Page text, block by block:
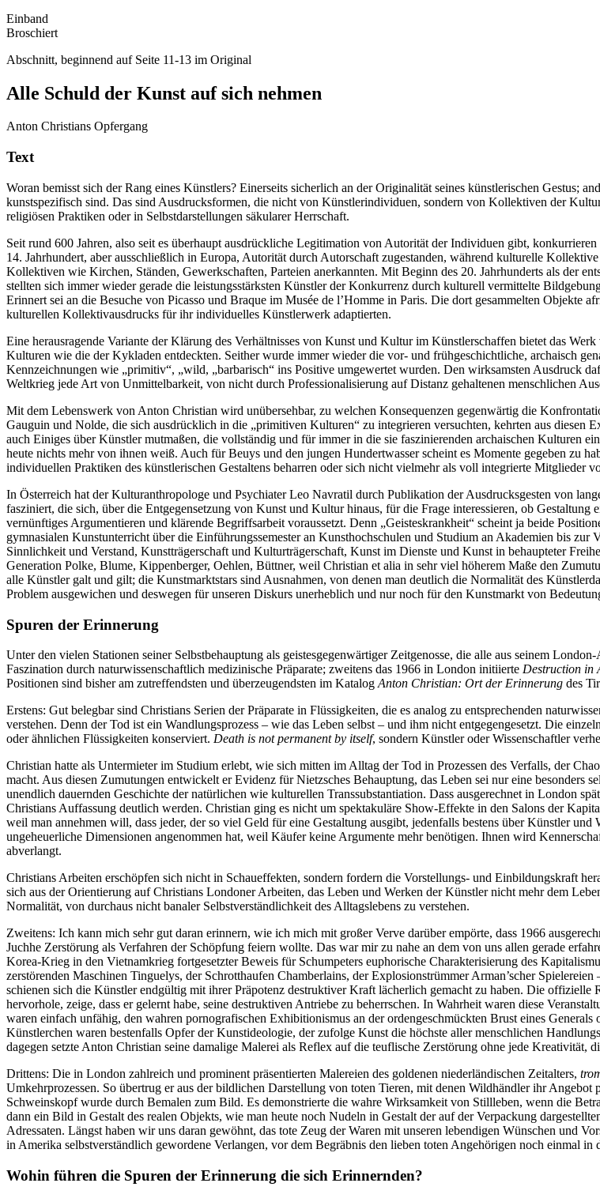
Einband
Broschiert
Abschnitt, beginnend auf Seite 11-13 im Original
Alle Schuld der Kunst auf sich nehmen
Anton Christians Opfergang
Text
Woran bemisst sich der Rang eines Künstlers? Einerseits sicherlich an der Originalität seines künstlerischen Gestus;
kunstspezifisch sind. Das sind Ausdrucksformen, die nicht von Künstlerindividuen, sondern von Kollektiven der
religiösen Praktiken oder in Selbstdarstellungen säkularer Herrschaft.
Seit rund 600 Jahren, also seit es überhaupt ausdrückliche Legitimation von Autorität der Individuen gibt,
14. Jahrhundert, aber ausschließlich in Europa, Autorität durch Autorschaft zugestanden, während kulturelle
Kollektiven wie Kirchen, Ständen, Gewerkschaften, Parteien anerkannten. Mit Beginn des 20. Jahrhunderts als der
stellten sich immer wieder gerade die leistungsstärksten Künstler der Konkurrenz durch kulturell vermittelte
Erinnert sei an die Besuche von Picasso und Braque im Musée de l’Homme in Paris. Die dort gesammelten Objekte
kulturellen Kollektivausdrucks für ihr individuelles Künstlerwerk adaptierten.
Eine herausragende Variante der Klärung des Verhältnisses von Kunst und Kultur im Künstlerschaffen bietet das
Kulturen wie die der Kykladen entdeckten. Seither wurde immer wieder die vor- und frühgeschichtliche, archaisch
Kennzeichnungen wie „primitiv“, „wild, „barbarisch“ ins Positive umgewertet wurden. Den wirksamsten Ausdruck
Weltkrieg jede Art von Unmittelbarkeit, von nicht durch Professionalisierung auf Distanz gehaltenen menschlichen
Mit dem Lebenswerk von Anton Christian wird unübersehbar, zu welchen Konsequenzen gegenwärtig die
Gauguin und Nolde, die sich ausdrücklich in die „primitiven Kulturen“ zu integrieren versuchten, kehrten aus
auch Einiges über Künstler mutmaßen, die vollständig und für immer in die sie faszinierenden archaischen Kulturen
heute nichts mehr von ihnen weiß. Auch für Beuys und den jungen Hundertwasser scheint es Momente gegeben zu
individuellen Praktiken des künstlerischen Gestaltens beharren oder sich nicht vielmehr als voll integrierte Mitglieder
In Österreich hat der Kulturanthropologe und Psychiater Leo Navratil durch Publikation der Ausdrucksgesten von
fasziniert, die sich, über die Entgegensetzung von Kunst und Kultur hinaus, für die Frage interessieren, ob
vernünftiges Argumentieren und klärende Begriffsarbeit voraussetzt. Denn „Geisteskrankheit“ scheint ja beide
gymnasialen Kunstunterricht über die Einführungssemester an Kunsthochschulen und Studium an Akademien bis
Sinnlichkeit und Verstand, Kunstträgerschaft und Kulturträgerschaft, Kunst im Dienste und Kunst in behaupteter
Generation Polke, Blume, Kippenberger, Oehlen, Büttner, weil Christian et alia in sehr viel höherem Maße den
alle Künstler galt und gilt; die Kunstmarktstars sind Ausnahmen, von denen man deutlich die Normalität des
Problem ausgewichen und deswegen für unseren Diskurs unerheblich und nur noch für den Kunstmarkt von
Spuren der Erinnerung
Unter den vielen Stationen seiner Selbstbehauptung als geistesgegenwärtiger Zeitgenosse, die alle aus seinem
Faszination durch naturwissenschaftlich medizinische Präparate; zweitens das 1966 in London initiierte Destruction in
Positionen sind bisher am zutreffendsten und überzeugendsten im Katalog Anton Christian: Ort der Erinnerung des
Erstens: Gut belegbar sind Christians Serien der Präparate in Flüssigkeiten, die es analog zu entsprechenden
verstehen. Denn der Tod ist ein Wandlungsprozess – wie das Leben selbst – und ihm nicht entgegengesetzt. Die
oder ähnlichen Flüssigkeiten konserviert. Death is not permanent by itself, sondern Künstler oder Wissenschaftler
Christian hatte als Untermieter im Studium erlebt, wie sich mitten im Alltag der Tod in Prozessen des Verfalls, der
macht. Aus diesen Zumutungen entwickelt er Evidenz für Nietzsches Behauptung, das Leben sei nur eine besonders
unendlich dauernden Geschichte der natürlichen wie kulturellen Transsubstantiation. Dass ausgerechnet in London
Christians Auffassung deutlich werden. Christian ging es nicht um spektakuläre Show-Effekte in den Salons der
weil man annehmen will, dass jeder, der so viel Geld für eine Gestaltung ausgibt, jedenfalls bestens über Künstler und
ungeheuerliche Dimensionen angenommen hat, weil Käufer keine Argumente mehr benötigen. Ihnen wird
abverlangt.
Christians Arbeiten erschöpfen sich nicht in Schaueffekten, sondern fordern die Vorstellungs- und Einbildungskraft
sich aus der Orientierung auf Christians Londoner Arbeiten, das Leben und Werken der Künstler nicht mehr dem
Normalität, von durchaus nicht banaler Selbstverständlichkeit des Alltagslebens zu verstehen.
Zweitens: Ich kann mich sehr gut daran erinnern, wie ich mich mit großer Verve darüber empörte, dass 1966
Juchhe Zerstörung als Verfahren der Schöpfung feiern wollte. Das war mir zu nahe an dem von uns allen gerade
Korea-Krieg in den Vietnamkrieg fortgesetzter Beweis für Schumpeters euphorische Charakterisierung des
zerstörenden Maschinen Tinguelys, der Schrotthaufen Chamberlains, der Explosionstrümmer Arman’scher
schienen sich die Künstler endgültig mit ihrer Präpotenz destruktiver Kraft lächerlich gemacht zu haben. Die
hervorhole, zeige, dass er gelernt habe, seine destruktiven Antriebe zu beherrschen. In Wahrheit waren diese
waren einfach unfähig, den wahren pornografischen Exhibitionismus an der ordengeschmückten Brust eines
Künstlerchen waren bestenfalls Opfer der Kunstideologie, der zufolge Kunst die höchste aller menschlichen
dagegen setzte Anton Christian seine damalige Malerei als Reflex auf die teuflische Zerstörung ohne jede Kreativität,
Drittens: Die in London zahlreich und prominent präsentierten Malereien des goldenen niederländischen Zeitalters,
Umkehrprozessen. So übertrug er aus der bildlichen Darstellung von toten Tieren, mit denen Wildhändler ihr
Schweinskopf wurde durch Bemalen zum Bild. Es demonstrierte die wahre Wirksamkeit von Stillleben, wenn die
dann ein Bild in Gestalt des realen Objekts, wie man heute noch Nudeln in Gestalt der auf der Verpackung
Adressaten. Längst haben wir uns daran gewöhnt, das tote Zeug der Waren mit unseren lebendigen Wünschen und
in Amerika selbstverständlich gewordene Verlangen, vor dem Begräbnis den lieben toten Angehörigen noch einmal
Wohin führen die Spuren der Erinnerung die sich Erinnernden?